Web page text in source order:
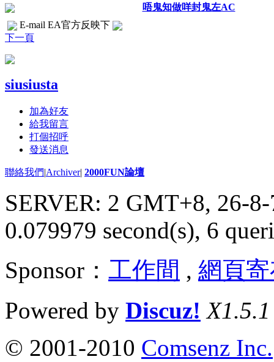
唔鬼知做咩封鬼左AC
E-mail EA官方反映下
下一頁
siusiusta
加為好友
給我留言
打個招呼
發送消息
聯絡我們|Archiver| 2000FUN論壇
SERVER: 2 GMT+8, 26-
0.079979 second(s), 6
Sponsor： 工作間 , 網頁
Powered by Discuz! X1.5.1
© 2001-2010 Comsenz Inc.